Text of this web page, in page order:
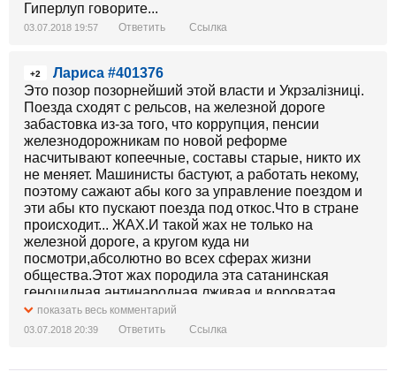
Гиперлуп говорите...
03.07.2018 19:57 Ответить Ссылка
+2
Лариса #401376
Это позор позорнейший этой власти и Укрзалiзницi.
Поезда сходят с рельсов, на железной дороге
забастовка из-за того, что коррупция, пенсии
железнодорожникам по новой реформе
насчитывают копеечные, составы старые, никто их
не меняет. Машинисты бастуют, а работать некому,
поэтому сажают абы кого за управление поездом и
эти абы кто пускают поезда под откос.Что в стране
происходит... ЖАХ.И такой жах не только на
железной дороге, а кругом куда ни
посмотри,абсолютно во всех сферах жизни
общества.Этот жах породила эта сатанинская
геноцидная антинародная лживая и вороватая
власть.И это в период иностранной агрессии против
Украины.
показать весь комментарий
03.07.2018 20:39 Ответить Ссылка